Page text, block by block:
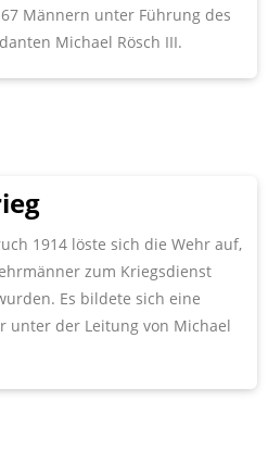
Männern unter Führung des
Michael Rösch III.
1914 löste sich die Wehr auf,
zum Kriegsdienst
Es bildete sich eine
unter der Leitung von Michael